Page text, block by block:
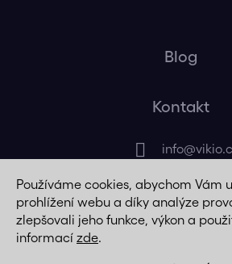
Používáme cookies, abychom Vám
prohlížení webu a díky analýze
zlepšovali jeho funkce, výkon a
informací zde.
Blog
Kontakt
info@
+420 725 320